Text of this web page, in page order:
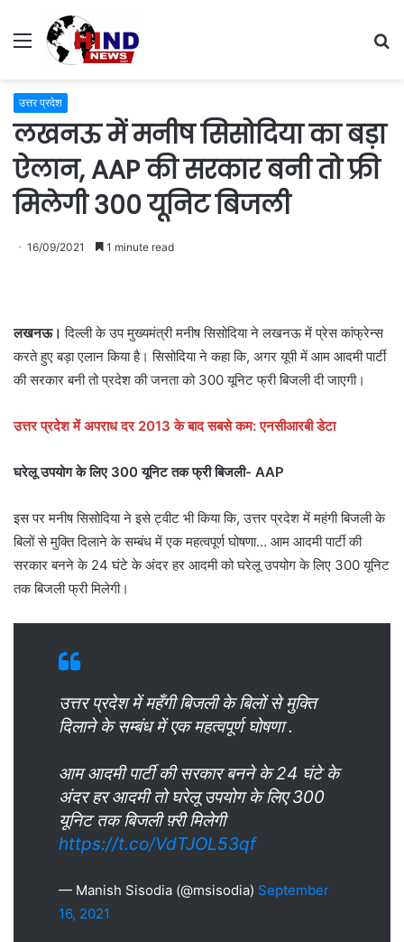
Menu
उत्तर प्रदेश
लखनऊ में मनीष सिसोदिया का बड़ा
ऐलान, AAP की सरकार बनी तो फ्री
मिलेगी 300 यूनिट बिजली
16/09/2021 1 minute read
लखनऊ।दिल्ली के उप मुख्यमंत्री मनीष सिसोदिया ने लखनऊ में प्रेस कांफ्रेन्स
करते हुए बड़ा एलान किया है। सिसोदिया ने कहा कि, अगर यूपी में आम आदमी पार्टी
की सरकार बनी तो प्रदेश की जनता को 300 यूनिट फ्री बिजली दी जाएगी।
उत्तर प्रदेश में अपराध दर 2013 के बाद सबसे कम: एनसीआरबी डेटा
घरेलू उपयोग के लिए 300 यूनिट तक फ्री बिजली- AAP
इस पर मनीष सिसोदिया ने इसे ट्वीट भी किया कि, उत्तर प्रदेश में महंगी बिजली के
बिलों से मुक्ति दिलाने के सम्बंध में एक महत्वपूर्ण घोषणा… आम आदमी पार्टी की
सरकार बनने के 24 घंटे के अंदर हर आदमी को घरेलू उपयोग के लिए 300 यूनिट
तक बिजली फ्री मिलेगी।
उत्तर प्रदेश में महँगी बिजली के बिलों से मुक्ति
दिलाने के सम्बंध में एक महत्वपूर्ण घोषणा .
आम आदमी पार्टी की सरकार बनने के 24 घंटे के
अंदर हर आदमी तो घरेलू उपयोग के लिए 300
यूनिट तक बिजली फ़्री मिलेगी
https://t.co/VdTJOL53qf
— Manish Sisodia (@msisodia) September
16, 2021